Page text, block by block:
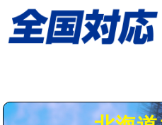
給水管工事※（保温材使用（バ
め込み）)
用/3ｍまで)